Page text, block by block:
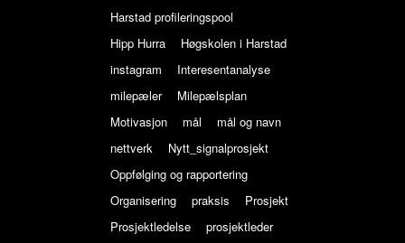
Harstad profileringspool
Hipp Hurra
Høgskolen i Harstad
instagram
Interesentanalyse
milepæler
Milepælsplan
Motivasjon
mål
mål og navn
nettverk
Nytt_signalprosjekt
Oppfølging og rapportering
Organisering
praksis
Prosjekt
Prosjektledelse
prosjektleder